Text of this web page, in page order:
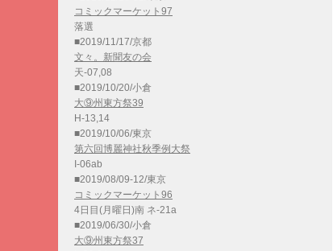
コミックマーケット97
落選
■2019/11/17/京都
文々。新聞友の会
天-07,08
■2019/10/20/小倉
大⑨州東方祭39
H-13,14
■2019/10/06/東京
第六回博麗神社秋季例大祭
I-06ab
■2019/08/09-12/東京
コミックマーケット96
4日目(月曜日)南 ネ-21a
■2019/06/30/小倉
大⑨州東方祭37